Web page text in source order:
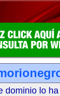
dominio lo